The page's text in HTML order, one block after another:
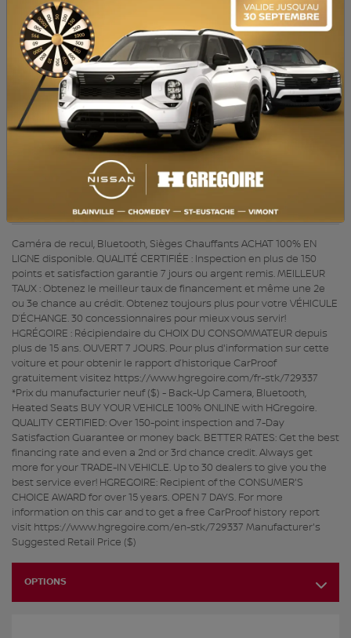
MOTEUR (L) :
CARBURANT : Essence
COULEUR EXTÉRIEUR : Blanc (TW3)
PORTES : 4
COULEUR INTÉRIEUR: Noir
PASSAGERS :
NUMÉRO DE STOCK : 729337
Caméra de recul, Bluetooth, Sièges Chauffants ACHAT 100% EN
LIGNE disponible. QUALITÉ CERTIFIÉE : Inspection en plus de 150
points et satisfaction garantie 7 jours ou argent remis. MEILLEUR
TAUX : Obtenez le meilleur taux de financement et même une 2e
ou 3e chance au crédit. Obtenez toujours plus pour votre VÉHICULE
D’ÉCHANGE. 30 concessionnaires pour mieux vous servir!
HGRÉGOIRE : Récipiendaire du CHOIX DU CONSOMMATEUR depuis
plus de 15 ans. OUVERT 7 JOURS. Pour plus d'information sur cette
voiture et pour obtenir le rapport d’historique CarProof
gratuitement visitez https://www.hgregoire.com/fr-stk/729337
*Prix du manufacturier neuf ($) - Back-Up Camera, Bluetooth,
Heated Seats BUY YOUR VEHICLE 100% ONLINE with HGregoire.
QUALITY CERTIFIED: Over 150-point inspection and 7-Day
Satisfaction Guarantee or money back. BETTER RATES: Get the best
financing rate and even a 2nd or 3rd chance credit. Always get
more for your TRADE-IN VEHICLE. Up to 30 dealers to give you the
best service ever! HGREGOIRE: Recipient of the CONSUMER'S
CHOICE AWARD for over 15 years. OPEN 7 DAYS. For more
information on this car and to get a free CarProof history report
visit https://www.hgregoire.com/en-stk/729337 Manufacturer's
Suggested Retail Price ($)
OPTIONS